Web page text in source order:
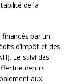
de la
financés par un
d’impôt et des
Le suivi des
depuis
aux